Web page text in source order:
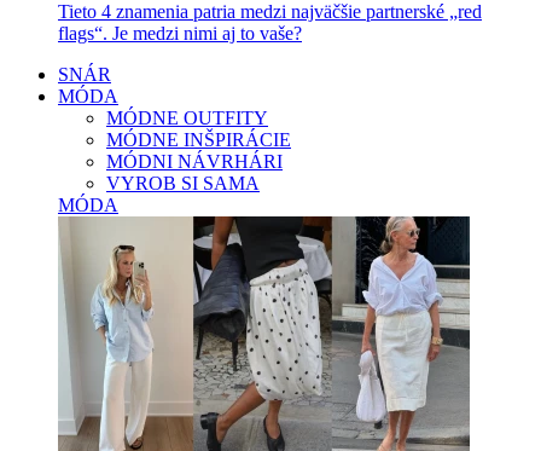
Tieto 4 znamenia patria medzi najväčšie partnerské „red
flags“. Je medzi nimi aj to vaše?
SNÁR
MÓDA
MÓDNE OUTFITY
MÓDNE INŠPIRÁCIE
MÓDNI NÁVRHÁRI
VYROB SI SAMA
MÓDA